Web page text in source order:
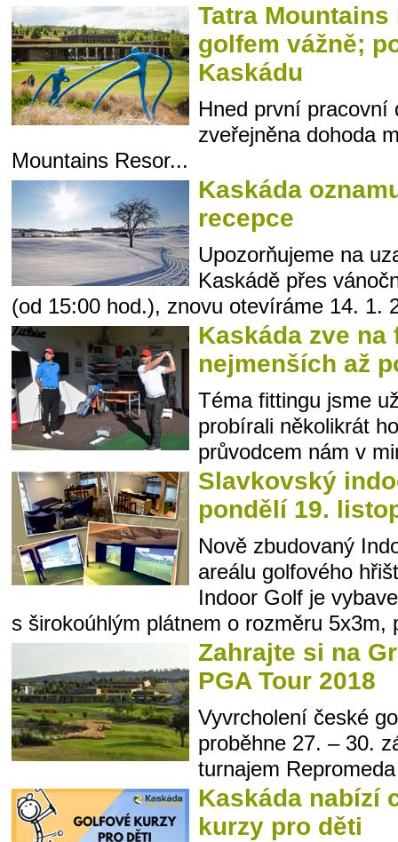
Tatra
golfem vážně;
Kaskádu
Hned první pracovní
zveřejněna dohoda
Mountains Resor...
Kaskáda
recepce
Upozorňujeme na
Kaskádě přes
(od 15:00 hod.), znovu otevíráme 14. 1.
Kaskáda zve
nejmenších až
Téma fittingu jsme
probírali několikrát
průvodcem nám v
Slavkovský
pondělí 19.
Nově zbudovaný
areálu golfového
Indoor Golf je
s širokoúhlým plátnem o rozměru 5x3m,
Zahrajte si na
PGA Tour 2018
Vyvrcholení české
proběhne 27. – 30.
turnajem
Kaskáda nabízí
kurzy pro děti